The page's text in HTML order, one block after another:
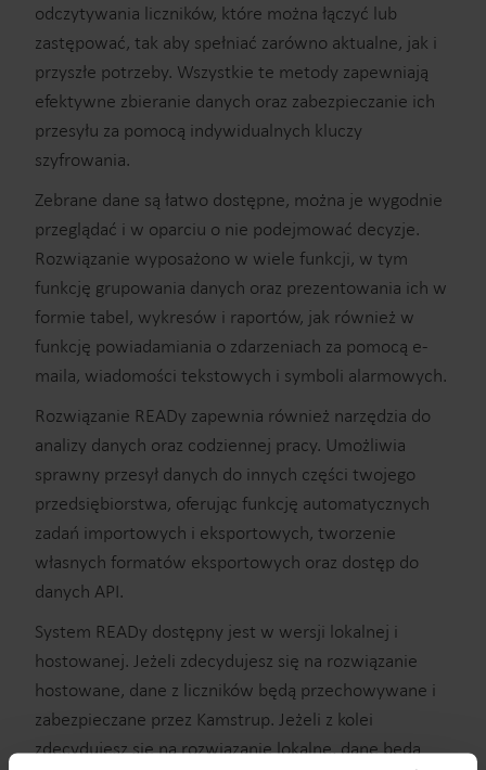
odczytywania liczników, które można łączyć lub
zastępować, tak aby spełniać zarówno aktualne, jak i
przyszłe potrzeby. Wszystkie te metody zapewniają
efektywne zbieranie danych oraz zabezpieczanie ich
przesyłu za pomocą indywidualnych kluczy
szyfrowania.
Zebrane dane są łatwo dostępne, można je wygodnie
przeglądać i w oparciu o nie podejmować decyzje.
Rozwiązanie wyposażono w wiele funkcji, w tym
funkcję grupowania danych oraz prezentowania ich w
formie tabel, wykresów i raportów, jak również w
funkcję powiadamiania o zdarzeniach za pomocą e-
maila, wiadomości tekstowych i symboli alarmowych.
Rozwiązanie READy zapewnia również narzędzia do
analizy danych oraz codziennej pracy. Umożliwia
sprawny przesył danych do innych części twojego
przedsiębiorstwa, oferując funkcję automatycznych
zadań importowych i eksportowych, tworzenie
własnych formatów eksportowych oraz dostęp do
danych API.
System READy dostępny jest w wersji lokalnej i
hostowanej. Jeżeli zdecydujesz się na rozwiązanie
hostowane, dane z liczników będą przechowywane i
zabezpieczane przez Kamstrup. Jeżeli z kolei
zdecydujesz się na rozwiązanie lokalne, dane będą